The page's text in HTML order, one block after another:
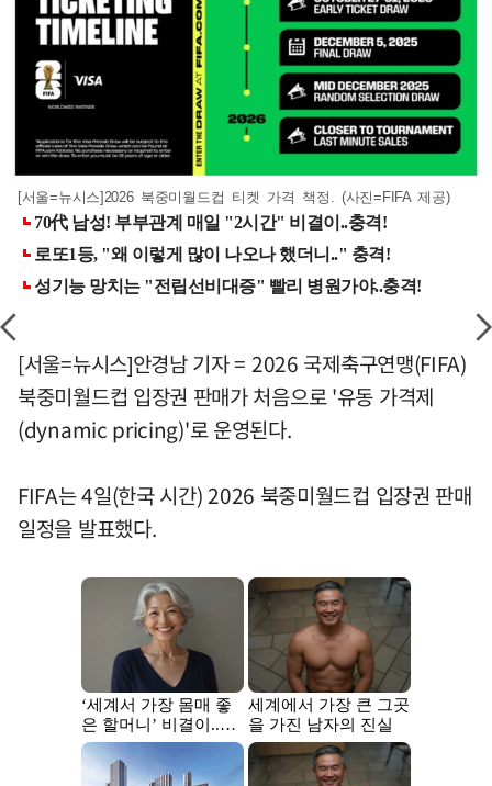
[서울=뉴시스]2026 북중미월드컵 티켓 가격 책정. (사진=FIFA 제공)
[서울=뉴시스]안경남 기자 = 2026 국제축구연맹(FIFA)
북중미월드컵 입장권 판매가 처음으로 '유동 가격제
(dynamic pricing)'로 운영된다.
FIFA는 4일(한국 시간) 2026 북중미월드컵 입장권 판매
일정을 발표했다.